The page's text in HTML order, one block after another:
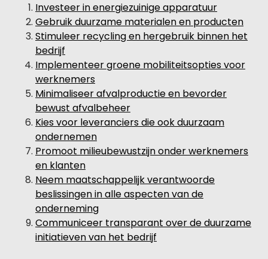
Investeer in energiezuinige apparatuur
Gebruik duurzame materialen en producten
Stimuleer recycling en hergebruik binnen het
bedrijf
Implementeer groene mobiliteitsopties voor
werknemers
Minimaliseer afvalproductie en bevorder
bewust afvalbeheer
Kies voor leveranciers die ook duurzaam
ondernemen
Promoot milieubewustzijn onder werknemers
en klanten
Neem maatschappelijk verantwoorde
beslissingen in alle aspecten van de
onderneming
Communiceer transparant over de duurzame
initiatieven van het bedrijf